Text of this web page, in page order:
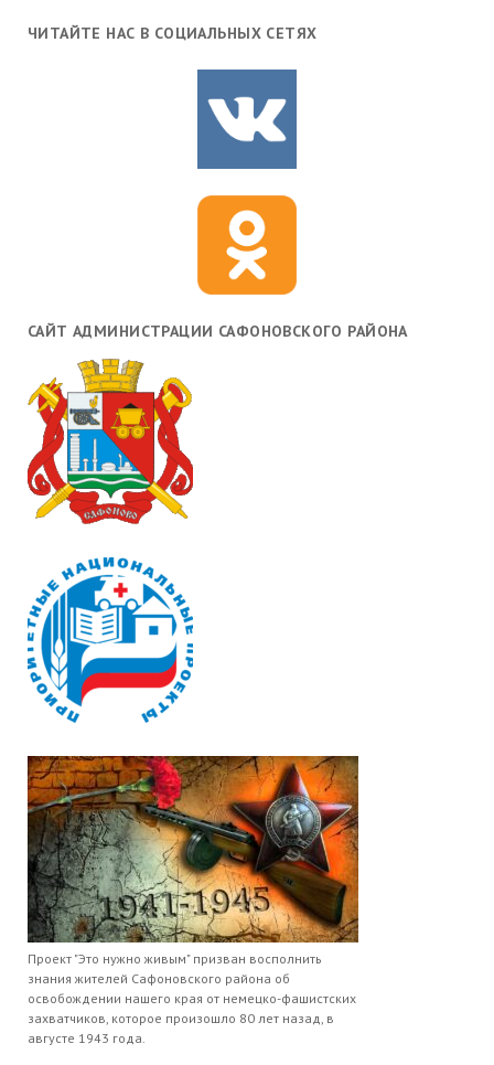
ЧИТАЙТЕ НАС В СОЦИАЛЬНЫХ СЕТЯХ
САЙТ АДМИНИСТРАЦИИ САФОНОВСКОГО РАЙОНА
Проект "Это нужно живым" призван восполнить
знания жителей Сафоновского района об
освобождении нашего края от немецко-фашистских
захватчиков, которое произошло 80 лет назад, в
августе 1943 года.